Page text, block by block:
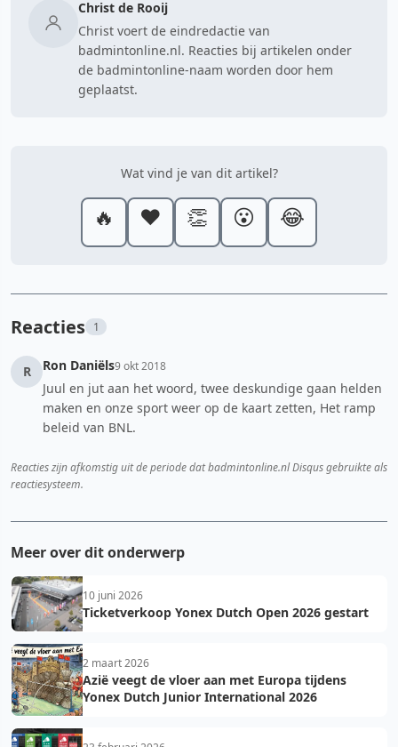
Christ de Rooij
Christ voert de eindredactie van
badmintonline.nl. Reacties bij artikelen onder
de badmintonline-naam worden door hem
geplaatst.
Wat vind je van dit artikel?
🔥 ❤️ 👏 😮 😂
Reacties 1
R Ron Daniëls9 okt 2018
Juul en jut aan het woord, twee deskundige gaan helden
maken en onze sport weer op de kaart zetten, Het ramp
beleid van BNL.
Reacties zijn afkomstig uit de periode dat badmintonline.nl Disqus gebruikte als
reactiesysteem.
Meer over dit onderwerp
10 juni 2026
Ticketverkoop Yonex Dutch Open 2026 gestart
2 maart 2026
Azië veegt de vloer aan met Europa tijdens
Yonex Dutch Junior International 2026